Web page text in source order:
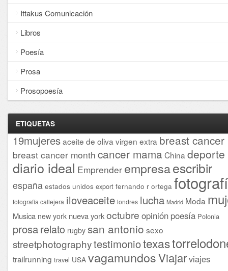
Ittakus Comunicación
Libros
Poesía
Prosa
Prosopoesía
ETIQUETAS
19mujeresaceite de oliva virgen extra breast cancer
breast cancer month cancer mama China deporte
diario ideal Emprender empresaescribir
españa estados unidos export fernando r ortega
fotografía callejera iloveaceite londres lucha Madrid Moda
Musica new york nueva yorkoctubre opinión poesía Polonia
prosarelato rugby san antonio sexo
streetphotographytestimoniotexas
trailrunning travel USA vagamundosViajarviajes